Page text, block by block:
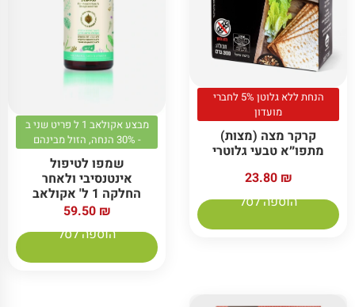
הנחת ללא גלוטן 5% לחברי
מועדון
קרקר מצה (מצות)
מתפו״א טבעי גלוטרי
23.80 ₪
הוספה לסל
מבצע אקולאב 1 ל פריט שני ב
- 30% הנחה, הזול מבינהם
שמפו לטיפול
אינטנסיבי ולאחר
החלקה 1 ל' אקולאב
59.50 ₪
הוספה לסל